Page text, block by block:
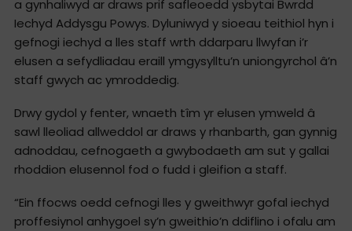
a gynhaliwyd ar draws prif safleoedd ysbytai Bwrdd
Iechyd Addysgu Powys. Dyluniwyd y sioeau teithiol hyn i
gefnogi iechyd a lles staff wrth ddarparu llwyfan i’r
elusen a sefydliadau eraill ymgysylltu’n uniongyrchol â’n
staff gwych ac ymroddedig.
Drwy gydol y fenter, wnaeth tîm yr elusen ymweld â
sawl lleoliad allweddol ar draws y rhanbarth, gan gynnig
adnoddau, cefnogaeth a gwybodaeth am sut y gallai
rhoddion elusennol fod o fudd i gleifion a staff.
“Ein ffocws oedd cefnogi lles y gweithwyr gofal iechyd
proffesiynol anhygoel sy’n gweithio’n ddiflino i ofalu am